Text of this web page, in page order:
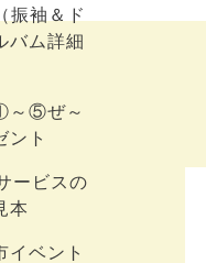
振袖＆ド
バム詳細
～⑤ぜ～
ント
ービスの
本
ベント